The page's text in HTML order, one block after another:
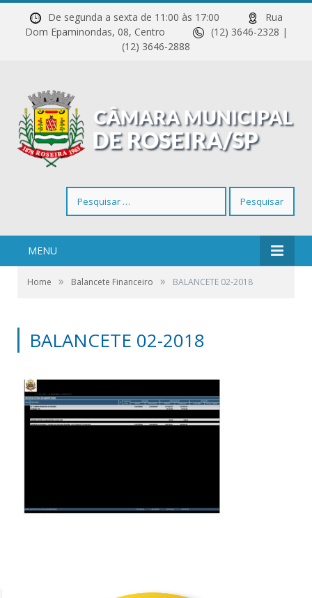
De segunda a sexta de 11:00 às 17:00
Rua
Dom Epaminondas, 08, Centro
(12) 3646-2328 |
(12) 3646-2888
por:
MENU
Home » Balancete Financeiro » BALANCETE 02-2018
BALANCETE 02-2018